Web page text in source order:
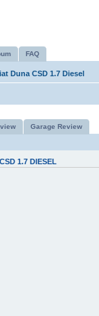
FAQ
Duna CSD 1.7 Diesel
Garage Review
1.7 DIESEL